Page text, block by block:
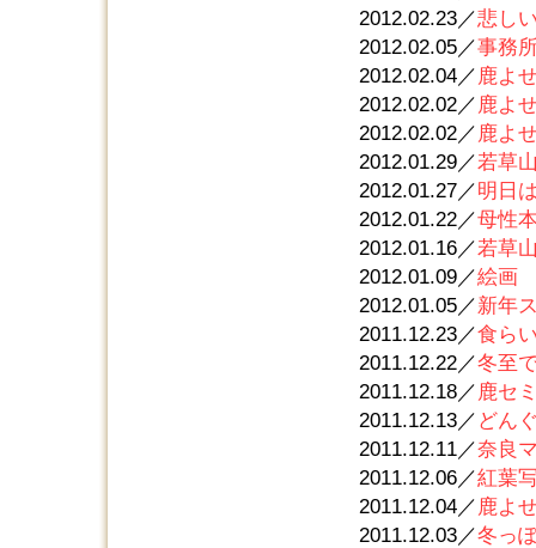
2012.02.23／悲し
2012.02.05／事務
2012.02.04／ 鹿よ
2012.02.02／ 鹿よ
2012.02.02／ 鹿よ
2012.01.29／若草
2012.01.27／明日
2012.01.22／母性
2012.01.16／若草
2012.01.09／絵画
2012.01.05／新年
2011.12.23／食ら
2011.12.22／冬至
2011.12.18／ 鹿セ
2011.12.13／ どん
2011.12.11／奈良
2011.12.06／紅葉
2011.12.04／ 鹿よ
2011.12.03／冬っ